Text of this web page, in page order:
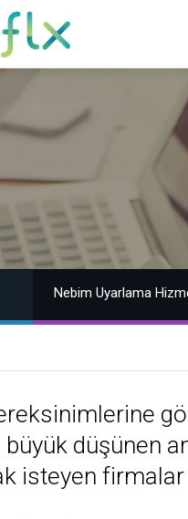
Nebim Uyarlama
düşünen
isteyen